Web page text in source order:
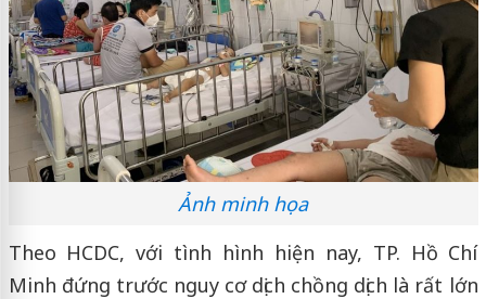
Ảnh minh họa
Theo HCDC, với tình hình hiện nay, TP. Hồ Chí
Minh đứng trước nguy cơ dịch chồng dịch là rất lớn